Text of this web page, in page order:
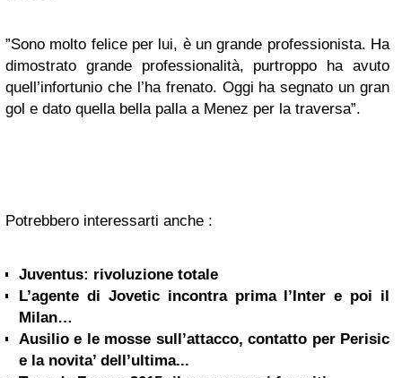
”Sono molto felice per lui, è un grande professionista. Ha
dimostrato grande professionalità, purtroppo ha avuto
quell’infortunio che l’ha frenato. Oggi ha segnato un gran
gol e dato quella bella palla a Menez per la traversa”.
Potrebbero interessarti anche :
Juventus: rivoluzione totale
L’agente di Jovetic incontra prima l’Inter e poi il
Milan…
Ausilio e le mosse sull’attacco, contatto per Perisic
e la novita’ dell’ultima...